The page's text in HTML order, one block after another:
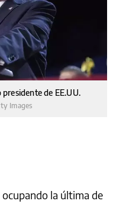
de EE.UU.
Images
ocupando la última de